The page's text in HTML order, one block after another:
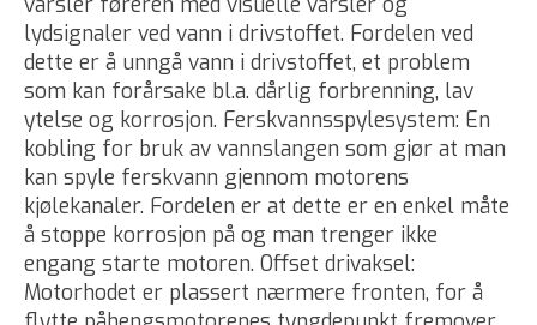
lydsignaler ved vann i drivstoffet. Fordelen ved
dette er å unngå vann i drivstoffet, et problem
som kan forårsake bl.a. dårlig forbrenning, lav
ytelse og korrosjon. Ferskvannsspylesystem: En
kobling for bruk av vannslangen som gjør at man
kan spyle ferskvann gjennom motorens
kjølekanaler. Fordelen er at dette er en enkel måte
å stoppe korrosjon på og man trenger ikke
engang starte motoren. Offset drivaksel:
Motorhodet er plassert nærmere fronten, for å